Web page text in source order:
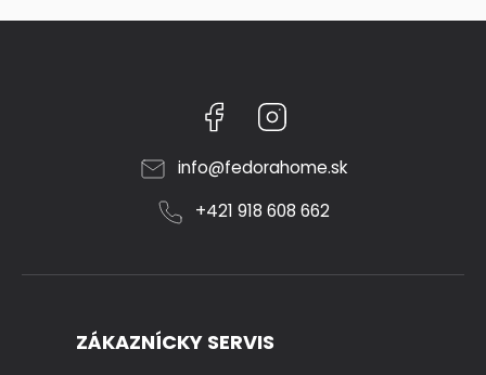
Facebook
info@fedorahome.sk
+421 918 608 662
ZÁKAZNÍCKY SERVIS